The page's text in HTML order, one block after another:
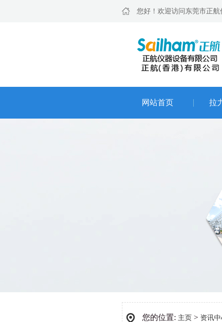
您好！欢迎访问东莞市正
网站首页 拉
您的位置: 主页 > 资讯